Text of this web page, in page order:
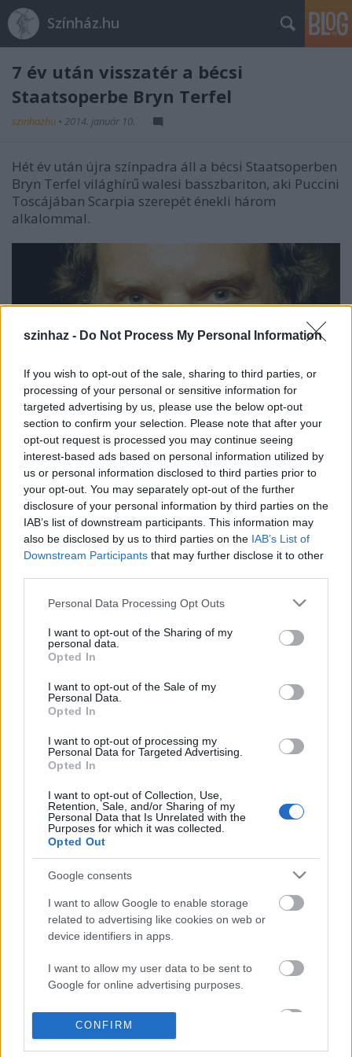
szinhaz - Do Not Process My Personal Information
If you wish to opt-out of the sale, sharing to third parties, or
processing of your personal or sensitive information for
targeted advertising by us, please use the below opt-out
section to confirm your selection. Please note that after your
opt-out request is processed you may continue seeing
interest-based ads based on personal information utilized by
us or personal information disclosed to third parties prior to
your opt-out. You may separately opt-out of the further
disclosure of your personal information by third parties on the
IAB’s list of downstream participants. This information may
also be disclosed by us to third parties on the IAB’s List of
Downstream Participants that may further disclose it to other
Please note that this website/app uses one or more Google
not limited to your visit or usage behaviour. You may click to
grant or deny consent to Google and its third-party tags to
use your data for below specified purposes in below Google
consent section.
Personal Data Processing Opt Outs
I want to opt-out of the Sharing of my
personal data.
Opted In
I want to opt-out of the Sale of my
Personal Data.
Opted In
I want to opt-out of processing my
Personal Data for Targeted Advertising.
Opted In
I want to opt-out of Collection, Use,
Retention, Sale, and/or Sharing of my
Personal Data that Is Unrelated with the
Purposes for which it was collected.
Opted Out
Google consents
I want to allow Google to enable storage
related to advertising like cookies on web or
device identifiers in apps.
I want to allow my user data to be sent to
Google for online advertising purposes.
I want to allow Google to send me
CONFIRM
Színház.hu
7 év után visszatér a bécsi
Staatsoperbe Bryn Terfel
szinhazhu • 2014. január 10.
Hét év után újra színpadra áll a bécsi Staatsoperben
Bryn Terfel világhírű walesi basszbariton, aki Puccini
Toscájában Scarpia szerepét énekli három
alkalommal.
A 48 éves Terfel január 17-én mutatkozik be, a
közönség január 19-én és január 22-én láthatja még.
Puccini művébenMartina Serafinénekli a
címszerepet,Massimo Giordanopedig
Cavaradossit. VezényelPaolo Carignani.
Az operaénekes pénteken kereste fel először azt a
Bangor Egyetem területén.
A Theatr Bryn Terfel a walesi intézmény új művészeti
idén ősszel nyílik meg.
Ajánlott bejegyzések:
Indul az e-Trafó online programsorozat
Nagy sikerrel zárult a Veszprémi Petőfi
Színház érzékenyítő fesztiválja
Akárki a Dóm téren